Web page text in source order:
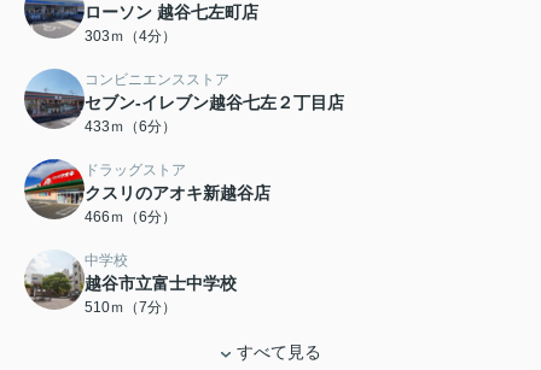
ローソン 越谷七左町店
303ｍ（4分）
コンビニエンスストア
セブン-イレブン越谷七左２丁目店
433ｍ（6分）
ドラッグストア
クスリのアオキ新越谷店
466ｍ（6分）
中学校
越谷市立富士中学校
510ｍ（7分）
すべて見る